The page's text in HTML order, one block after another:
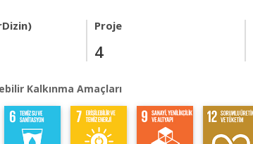
Proje
4
Kalkınma Amaçları